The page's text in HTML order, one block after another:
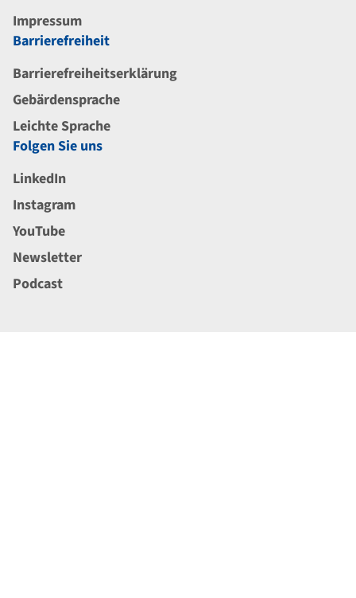
Impressum
Barrierefreiheit
Barrierefreiheitserklärung
Gebärdensprache
Leichte Sprache
Folgen Sie uns
LinkedIn
Instagram
YouTube
Newsletter
Podcast